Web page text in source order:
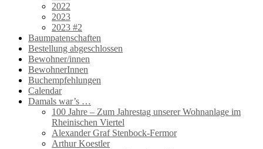
2022
2023
2023 #2
Baumpatenschaften
Bestellung abgeschlossen
Bewohner/innen
BewohnerInnen
Buchempfehlungen
Calendar
Damals war’s …
100 Jahre – Zum Jahrestag unserer Wohnanlage im
Rheinischen Viertel
Alexander Graf Stenbock-Fermor
Arthur Koestler